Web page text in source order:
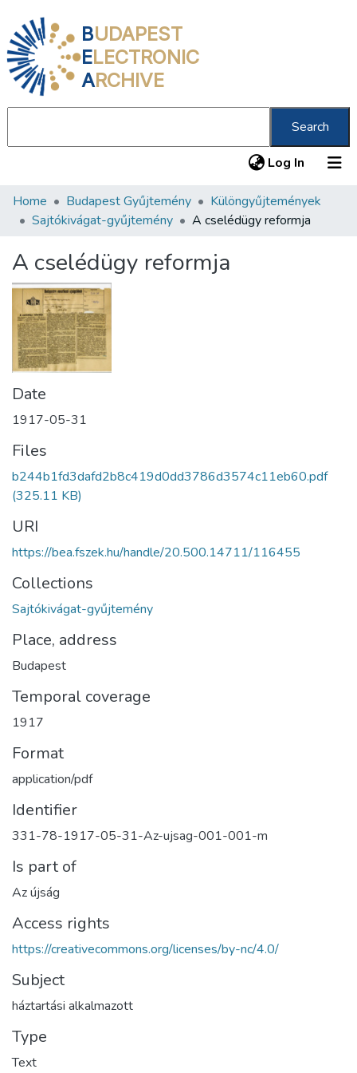
BUDAPEST
ELECTRONIC
ARCHIVE
Search
Log In (current)
Communities & Collections
Statistics
About us
Home Budapest Gyűjtemény
Különgyűjtemények
Sajtókivágat-gyűjtemény
A cselédügy reformja
A cselédügy reformja
Date
1917-05-31
Files
b244b1fd3dafd2b8c419d0dd3786d3574c11eb60.pdf
(325.11 KB)
URI
https://bea.fszek.hu/handle/20.500.14711/116455
Collections
Sajtókivágat-gyűjtemény
Place, address
Budapest
Temporal coverage
1917
Format
application/pdf
Identifier
331-78-1917-05-31-Az-ujsag-001-001-m
Is part of
Az újság
Access rights
https://creativecommons.org/licenses/by-nc/4.0/
Subject
háztartási alkalmazott
Type
Text